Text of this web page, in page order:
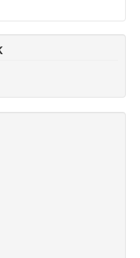
champs